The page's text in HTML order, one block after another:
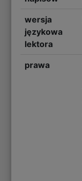
wersja
językowa
lektora
prawa